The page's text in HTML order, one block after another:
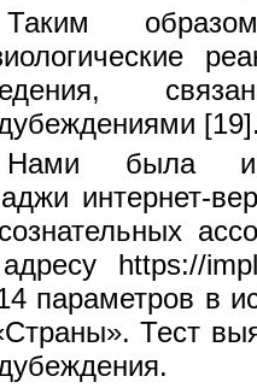
Таким
Нами была
интернет-
https://
параметров в
Тест